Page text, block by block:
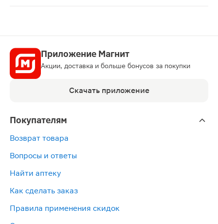
Приложение Магнит
Акции, доставка и больше бонусов за покупки
Скачать приложение
Покупателям
Возврат товара
Вопросы и ответы
Найти аптеку
Как сделать заказ
Правила применения скидок